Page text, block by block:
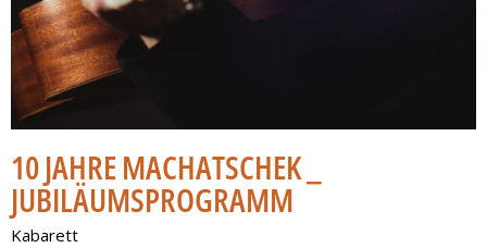
10 JAHRE MACHATSCHEK _
JUBILÄUMSPROGRAMM
Kabarett